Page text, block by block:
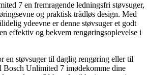
7 en fremragende ledningsfri støvsuger,
og praktisk trådløs design. Med
ydeevne er denne støvsuger et godt
effektiv og bekvem rengøringsoplevelse i
en støvsuger til daglig rengøring eller til
Bosch Unlimited 7 imødekomme dine